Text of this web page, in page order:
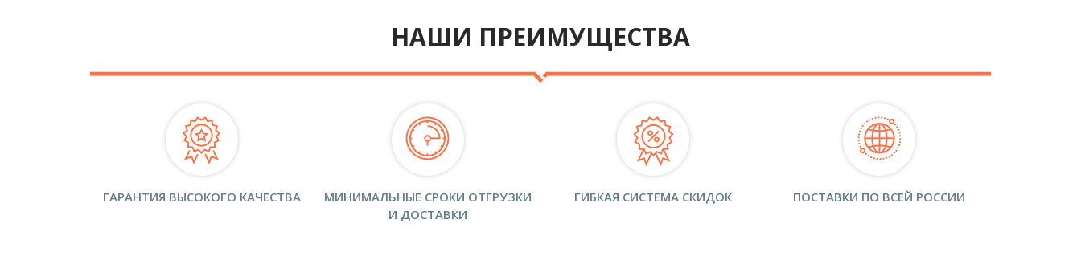
НАШИ ПРЕИМУЩЕСТВА
ГАРАНТИЯ ВЫСОКОГО КАЧЕСТВА
МИНИМАЛЬНЫЕ СРОКИ ОТГРУЗКИ
И ДОСТАВКИ
ГИБКАЯ СИСТЕМА СКИДОК ПОСТАВКИ ПО ВСЕЙ РОССИИ